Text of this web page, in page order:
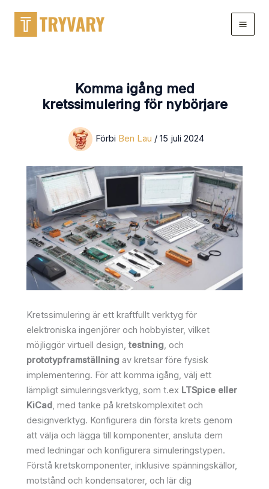
innehållet
Komma igång med
kretssimulering för nybörjare
Förbi Ben Lau / 15 juli 2024
Kretssimulering är ett kraftfullt verktyg för
elektroniska ingenjörer och hobbyister, vilket
möjliggör virtuell design, testning, och
prototypframställning av kretsar före fysisk
implementering. För att komma igång, välj ett
lämpligt simuleringsverktyg, som t.ex LTSpice eller
KiCad, med tanke på kretskomplexitet och
designverktyg. Konfigurera din första krets genom
att välja och lägga till komponenter, ansluta dem
med ledningar och konfigurera simuleringstypen.
Förstå kretskomponenter, inklusive spänningskällor,
motstånd och kondensatorer, och lär dig